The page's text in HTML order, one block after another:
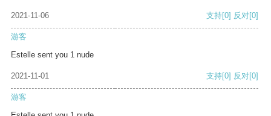
2021-11-06 支持[0] 反对[0]
游客
Estelle sent you 1 nude
2021-11-01 支持[0] 反对[0]
游客